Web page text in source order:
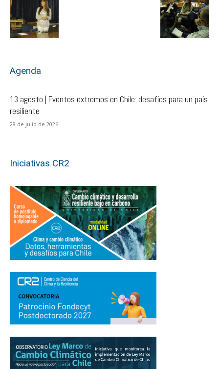
Agenda
13 agosto | Eventos extremos en Chile: desafíos para un país
resiliente
28 de julio de 2026
Iniciativas CR2